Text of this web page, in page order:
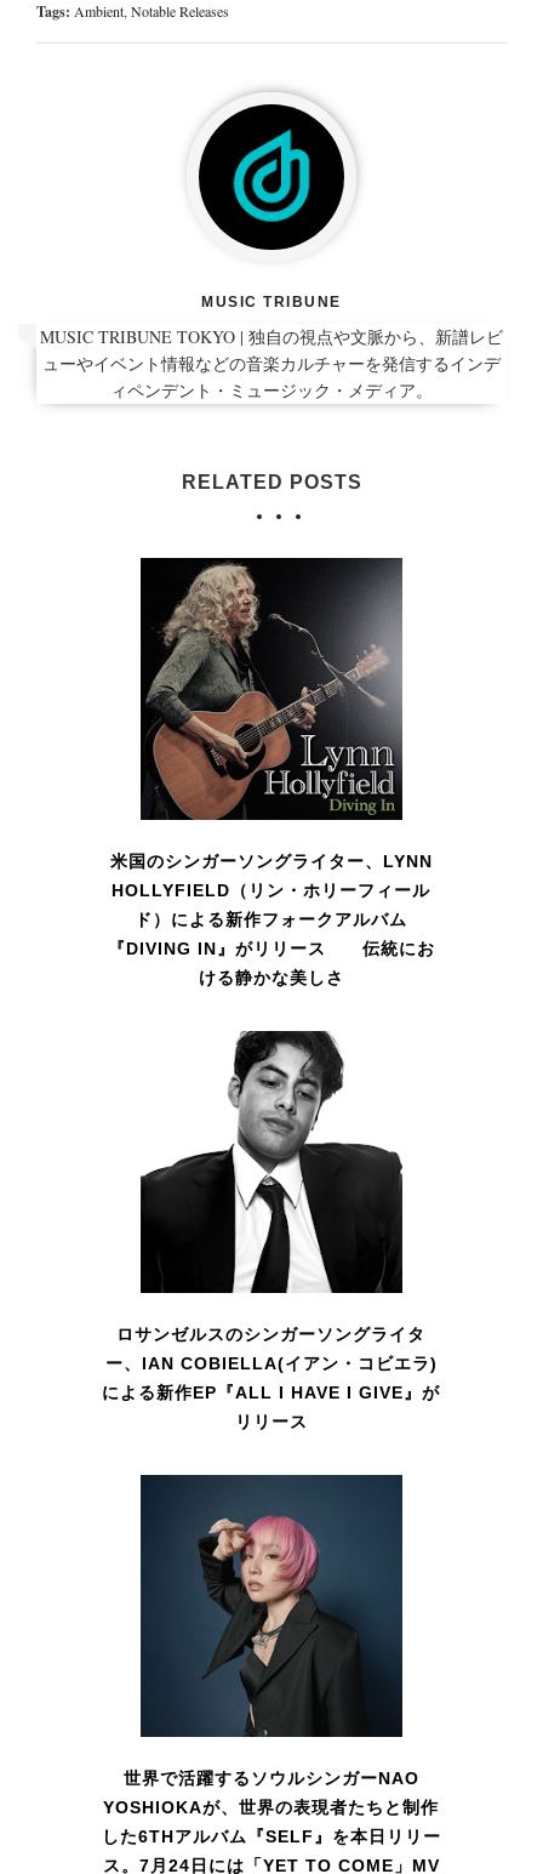
Tags: Ambient,Notable Releases
MUSIC TRIBUNE
MUSIC TRIBUNE TOKYO | 独自の視点や文脈から、新譜レビ
ューやイベント情報などの音楽カルチャーを発信するインデ
ィペンデント・ミュージック・メディア。
RELATED POSTS
米国のシンガーソングライター、LYNN
HOLLYFIELD（リン・ホリーフィール
ド）による新作フォークアルバム
『DIVING IN』がリリース 伝統にお
ける静かな美しさ
ロサンゼルスのシンガーソングライタ
ー、IAN COBIELLA(イアン・コビエラ)
による新作EP『ALL I HAVE I GIVE』が
リリース
世界で活躍するソウルシンガーNAO
YOSHIOKAが、世界の表現者たちと制作
した6THアルバム『SELF』を本日リリー
ス。7月24日には「YET TO COME」MV